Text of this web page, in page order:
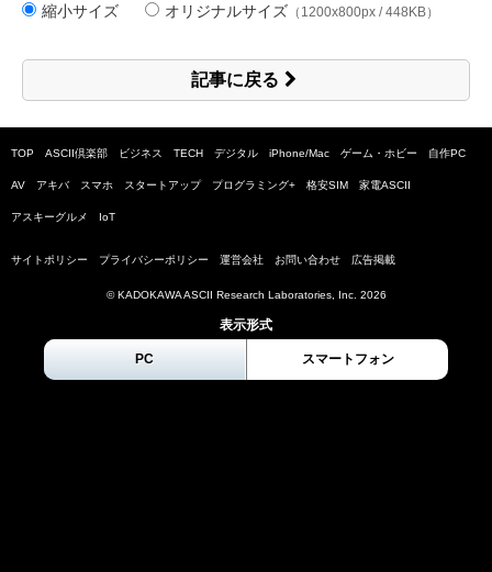
縮小サイズ オリジナルサイズ （1200x800px / 448KB）
記事に戻る
TOP ASCII倶楽部 ビジネス TECH デジタル iPhone/Mac ゲーム・ホビー 自作PC
AV アキバ スマホ スタートアップ プログラミング+ 格安SIM 家電ASCII
アスキーグルメ IoT
サイトポリシー プライバシーポリシー 運営会社 お問い合わせ 広告掲載
© KADOKAWA ASCII Research Laboratories, Inc. 2026
表示形式
PC スマートフォン